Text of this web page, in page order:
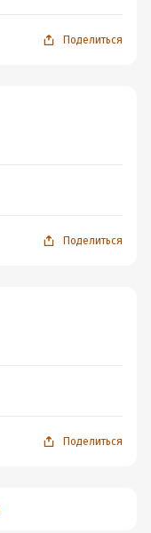
Поделиться
Поделиться
Поделиться